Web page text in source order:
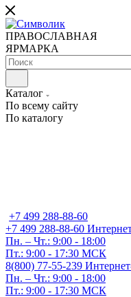
ПРАВОСЛАВНАЯ
ЯРМАРКА
Каталог
По всему сайту
По каталогу
+7 499 288-88-60
+7 499 288-88-60
Пн. – Чт.: 9:00 - 18:00
Пт.: 9:00 - 17:30 МСК
8(800) 77-55-239
Пн. – Чт.: 9:00 - 18:00
Пт.: 9:00 - 17:30 МСК